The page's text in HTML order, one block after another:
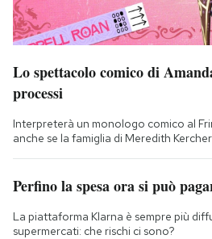
Lo spettacolo comico di
processi
Interpreterà un monologo comico al
anche se la famiglia di Meredith
Perfino la spesa ora si può
La piattaforma Klarna è sempre più
supermercati: che rischi ci sono?